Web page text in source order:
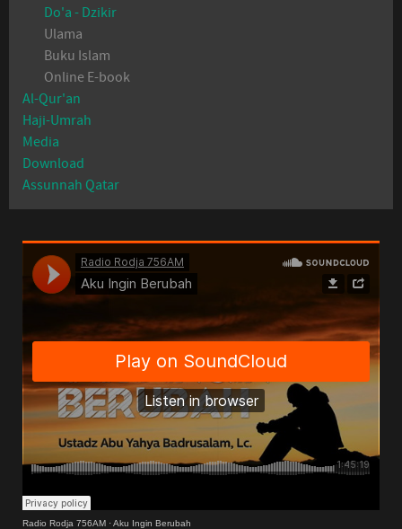
Do'a - Dzikir
Ulama
Buku Islam
Online E-book
Al-Qur'an
Haji-Umrah
Media
Download
Assunnah Qatar
Radio Rodja 756AM ·Aku Ingin Berubah